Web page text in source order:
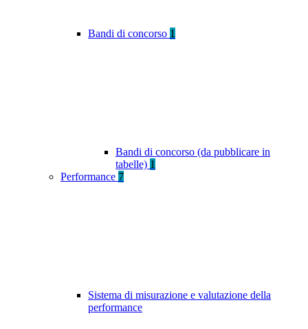
Bandi di concorso 1
Bandi di concorso (da pubblicare in
tabelle) 1
Performance 7
Sistema di misurazione e valutazione della
performance